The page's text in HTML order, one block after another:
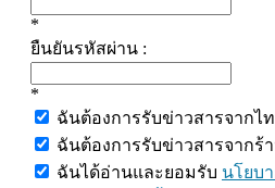
*
ยืนยันรหัสผ่าน :
*
ฉันต้องการรับข่าวสารจากไ
ฉันต้องการรับข่าวสารจากร้
ฉันได้อ่านและยอมรับ นโยบ